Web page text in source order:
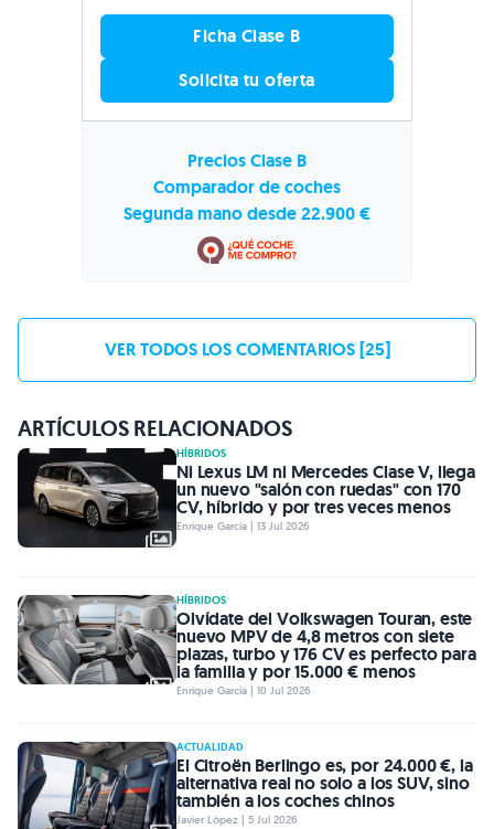
Ficha Clase B
Solicita tu oferta
Precios Clase B
Comparador de coches
Segunda mano desde 22.900 €
VER TODOS LOS COMENTARIOS [25]
ARTÍCULOS RELACIONADOS
HÍBRIDOS
Ni Lexus LM ni Mercedes Clase V, llega
un nuevo "salón con ruedas" con 170
CV, híbrido y por tres veces menos
Enrique García | 13 Jul 2026
HÍBRIDOS
Olvídate del Volkswagen Touran, este
nuevo MPV de 4,8 metros con siete
plazas, turbo y 176 CV es perfecto para
la familia y por 15.000 € menos
Enrique García | 10 Jul 2026
ACTUALIDAD
El Citroën Berlingo es, por 24.000 €, la
alternativa real no solo a los SUV, sino
también a los coches chinos
Javier López | 5 Jul 2026